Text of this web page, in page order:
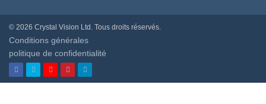
© 2026 Crystal Vision Ltd. Tous droits réservés.
Conditions générales
politique de confidentialité